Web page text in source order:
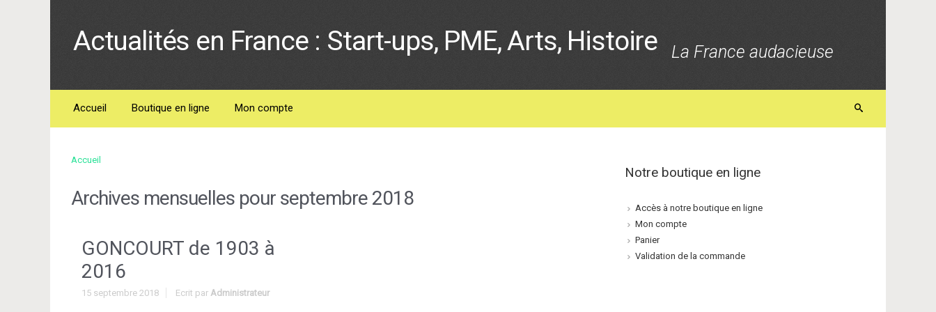
Actualités en France : Start-ups, PME, Arts, Histoire La France audacieuse
Accueil Boutique en ligne Mon compte
Accueil
Archives mensuelles pour septembre 2018
GONCOURT de 1903 à
2016
15 septembre 2018 Ecrit par Administrateur
Notre boutique en ligne
Accès à notre boutique en ligne
Mon compte
Panier
Validation de la commande